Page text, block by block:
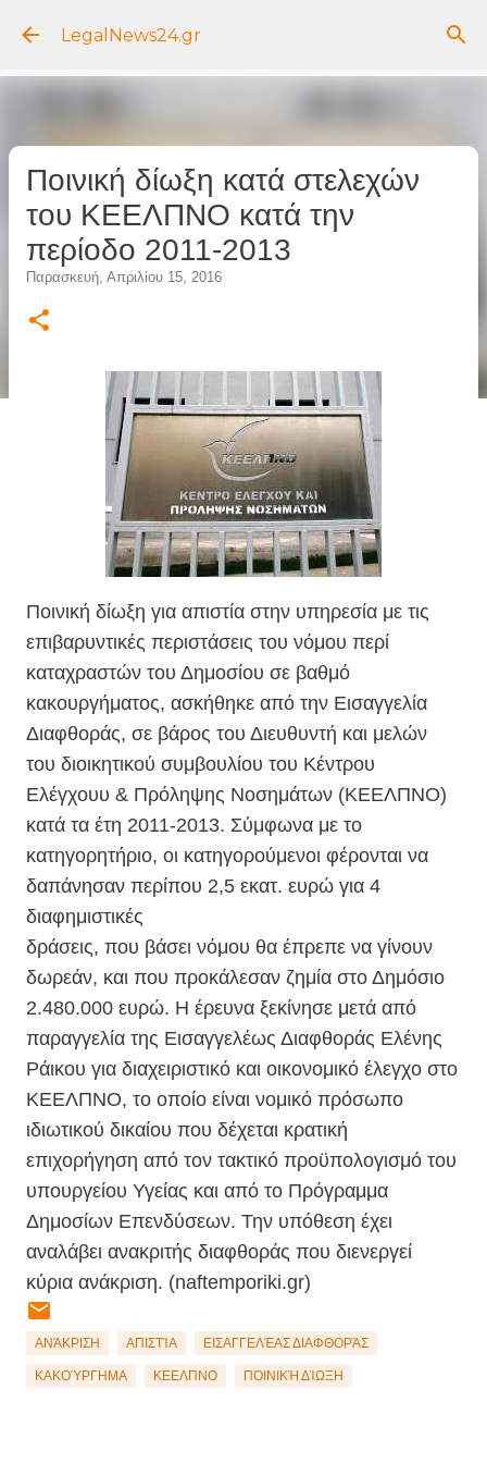
Μετάβαση στο κύριο περιεχόμενο
LegalNews24.gr
Ποινική δίωξη κατά στελεχών
του ΚΕΕΛΠΝΟ κατά την
περίοδο 2011-2013
Παρασκευή, Απριλίου 15, 2016
Ποινική δίωξη για απιστία στην υπηρεσία με τις
επιβαρυντικές περιστάσεις του νόμου περί
καταχραστών του Δημοσίου σε βαθμό
κακουργήματος, ασκήθηκε από την Εισαγγελία
Διαφθοράς, σε βάρος του Διευθυντή και μελών
του διοικητικού συμβουλίου του Κέντρου
Ελέγχουυ & Πρόληψης Νοσημάτων (ΚΕΕΛΠΝΟ)
κατά τα έτη 2011-2013. Σύμφωνα με το
κατηγορητήριο, οι κατηγορούμενοι φέρονται να
δαπάνησαν περίπου 2,5 εκατ. ευρώ για 4
διαφημιστικές
δράσεις, που βάσει νόμου θα έπρεπε να γίνουν
δωρεάν, και που προκάλεσαν ζημία στο Δημόσιο
2.480.000 ευρώ. Η έρευνα ξεκίνησε μετά από
παραγγελία της Εισαγγελέως Διαφθοράς Ελένης
Ράικου για διαχειριστικό και οικονομικό έλεγχο στο
ΚΕΕΛΠΝΟ, το οποίο είναι νομικό πρόσωπο
ιδιωτικού δικαίου που δέχεται κρατική
επιχορήγηση από τον τακτικό προϋπολογισμό του
υπουργείου Υγείας και από το Πρόγραμμα
Δημοσίων Επενδύσεων. Την υπόθεση έχει
αναλάβει ανακριτής διαφθοράς που διενεργεί
κύρια ανάκριση. (naftemporiki.gr)
ΑΝΆΚΡΙΣΗ ΑΠΙΣΤΊΑ ΕΙΣΑΓΓΕΛΈΑΣ ΔΙΑΦΘΟΡΆΣ
ΚΑΚΟΎΡΓΗΜΑ ΚΕΕΛΠΝΟ ΠΟΙΝΙΚΉ ΔΊΩΞΗ